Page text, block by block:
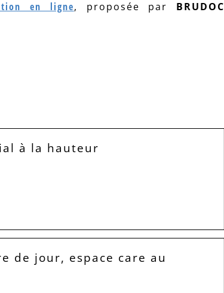
en ligne, proposée par BRUDOC
à la hauteur
de jour, espace care au